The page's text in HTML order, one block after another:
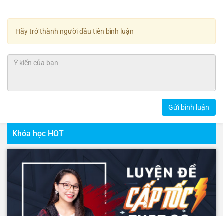
Hãy trở thành người đầu tiên bình luận
Gửi bình luận
Khóa học HOT